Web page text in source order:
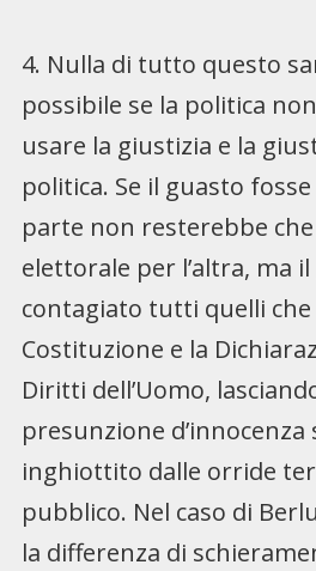
4. Nulla di tutto questo
possibile se la politica
usare la giustizia e la
politica. Se il guasto
parte non resterebbe
elettorale per l’altra, ma
contagiato tutti quelli che
Costituzione e la
Diritti dell’Uomo,
presunzione
inghiottito dalle orride
pubblico. Nel caso di
la differenza di